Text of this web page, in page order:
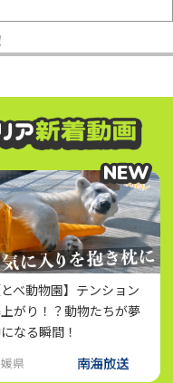
とべ動物園】テンション
がり！？動物たちが夢
なる瞬間！
県
NEW
NEW